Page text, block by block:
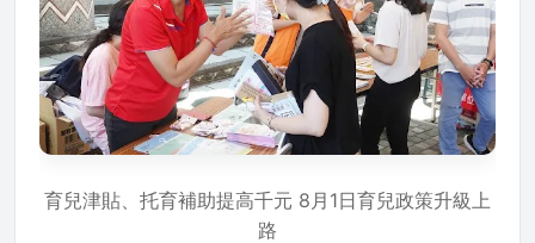
育兒津貼、托育補助提高千元 8月1日育兒政策升級上
路